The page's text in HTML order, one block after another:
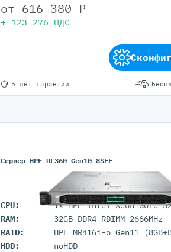
5 лет гарантии
от 616 380 ₽
+ 123 276 НДС
Сервер HPE DL360 Gen10 8SFF
CPU:
RAM:
32GB DDR4 RDIMM 2666MHz
RAID:
HPE MR416i-o Gen11
HDD:
noHDD